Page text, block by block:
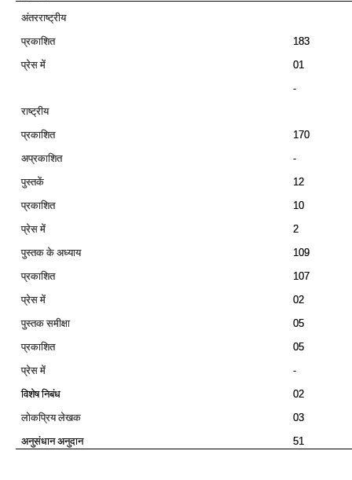
अंतरराष्‍ट्रीय
प्रकाशित
183
प्रेस में 01
-
राष्‍ट्रीय
प्रकाशित
170
अप्रकाशित -
पुस्‍तकें 12
प्रकाशित 10
प्रेस में 2
पुस्‍तक के अध्‍याय 109
प्रकाशित 107
प्रेस में 02
पुस्‍तक समीक्षा 05
प्रकाशित 05
प्रेस में -
विशेष निबंध 02
लोकप्रिय लेखक 03
अनुसंधान अनुदान 51